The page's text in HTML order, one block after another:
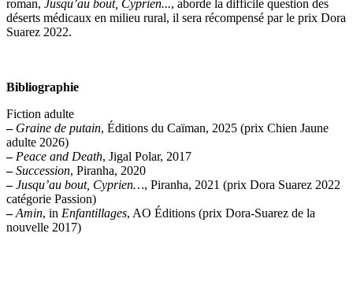
roman, Jusqu’au bout, Cyprien..., aborde la difficile question des
déserts médicaux en milieu rural, il sera récompensé par le prix Dora
Suarez 2022.
Bibliographie
Fiction adulte
– Graine de putain, Éditions du Caïman, 2025 (prix Chien Jaune
adulte 2026)
– Peace and Death, Jigal Polar, 2017
– Succession, Piranha, 2020
– Jusqu’au bout, Cyprien…, Piranha, 2021 (prix Dora Suarez 2022
catégorie Passion)
– Amin, in Enfantillages, AO Éditions (prix Dora-Suarez de la
nouvelle 2017)